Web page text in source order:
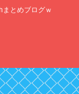
とめブログｗ